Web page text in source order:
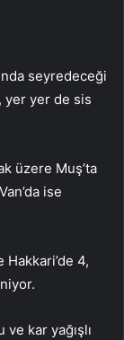
seyredeceği
yer yer de sis
üzere Muş’ta
ise
Hakkari’de 4,
kar yağışlı